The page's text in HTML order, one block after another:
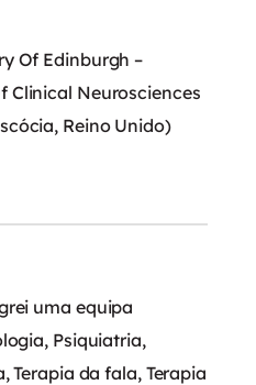
Of Edinburgh –
Clinical Neurosciences
Reino Unido)
uma equipa
Psiquiatria,
Terapia da fala, Terapia